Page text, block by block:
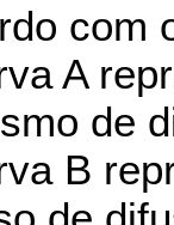
com
A
de
B